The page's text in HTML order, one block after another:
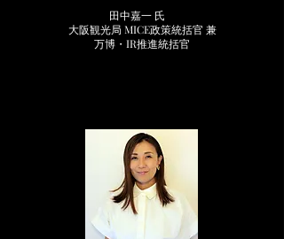
田中嘉一 氏
大阪観光局 MICE政策統括官 兼
万博 ・IR推進統括官